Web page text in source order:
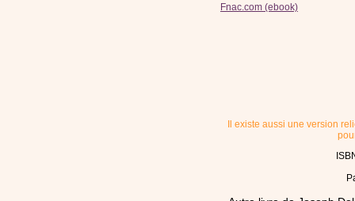
Fnac.com (ebook)
Il existe aussi une version